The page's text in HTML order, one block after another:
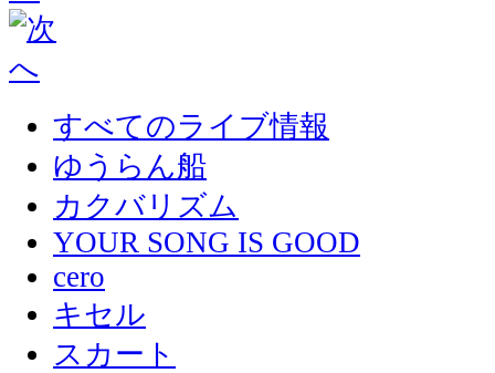
すべてのライブ情報
ゆうらん船
カクバリズム
YOUR SONG IS GOOD
cero
キセル
スカート